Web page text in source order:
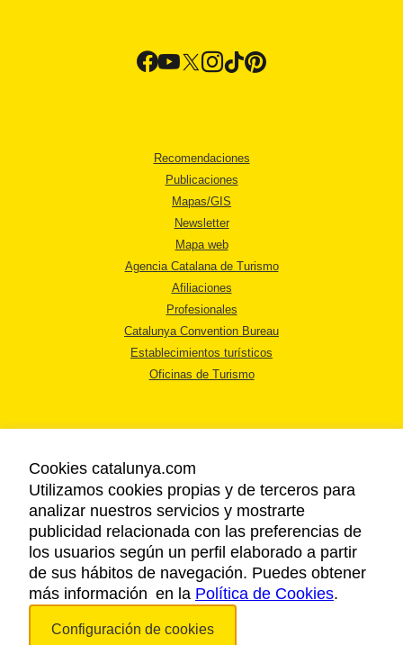
Recomendaciones
Publicaciones
Mapas/GIS
Newsletter
Mapa web
Agencia Catalana de Turismo
Afiliaciones
Profesionales
Catalunya Convention Bureau
Establecimientos turísticos
Oficinas de Turismo
AVISO LEGAL
POLÍTICA DE PRIVACIDAD
COOKIES
ACCESSIBILIDAD
Copyright © 2026. Agencia Catalana de Turismo. Todos los derechos
Cookies catalunya.com
Utilizamos cookies propias y de terceros para
analizar nuestros servicios y mostrarte
publicidad relacionada con las preferencias de
los usuarios según un perfil elaborado a partir
de sus hábitos de navegación. Puedes obtener
más información en la Política de Cookies.
Configuración de cookies